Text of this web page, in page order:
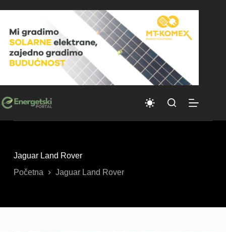
to
Jaguar Land Rover
Početna
Jaguar Land Rover